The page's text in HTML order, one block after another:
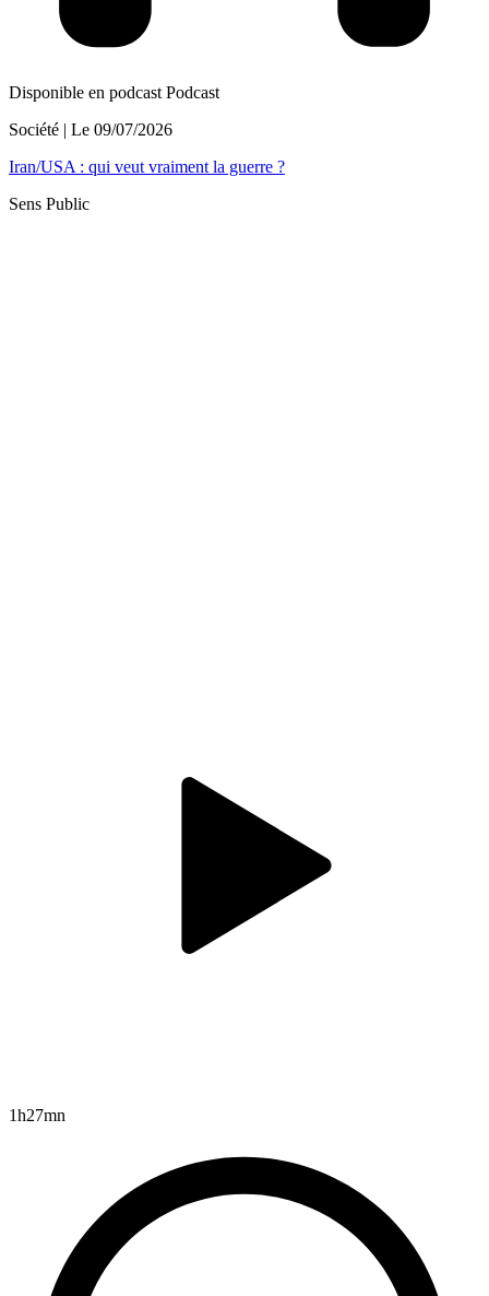
Disponible en podcast Podcast
Société | Le 09/07/2026
Iran/USA : qui veut vraiment la guerre ?
Sens Public
1h27mn